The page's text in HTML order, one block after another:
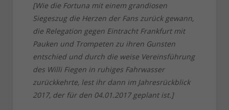
[Wie die Fortuna mit einem grandiosen
Siegeszug die Herzen der Fans zurück gewann,
die Relegation gegen Eintracht Frankfurt mit
Pauken und Trompeten zu ihren Gunsten
entschied und durch die weise Vereinsführung
des Willi Fiegen in ruhiges Fahrwasser
zurückkehrte, lest ihr dann im Jahresrückblick
2017, der für den 04.01.2017 geplant ist.]